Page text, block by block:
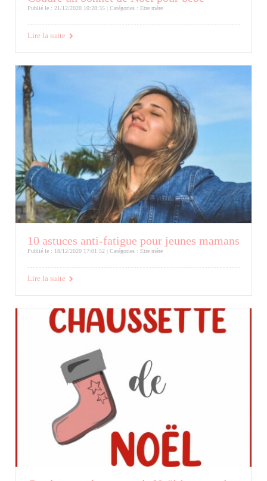
Publié le : 21/12/2020 10:28:35 | Catégories : Etre mère
Lire la suite
10 astuces anti-fatigue pour jeunes mamans
Publié le : 18/12/2020 17:01:52 | Catégories : Etre mère
Lire la suite